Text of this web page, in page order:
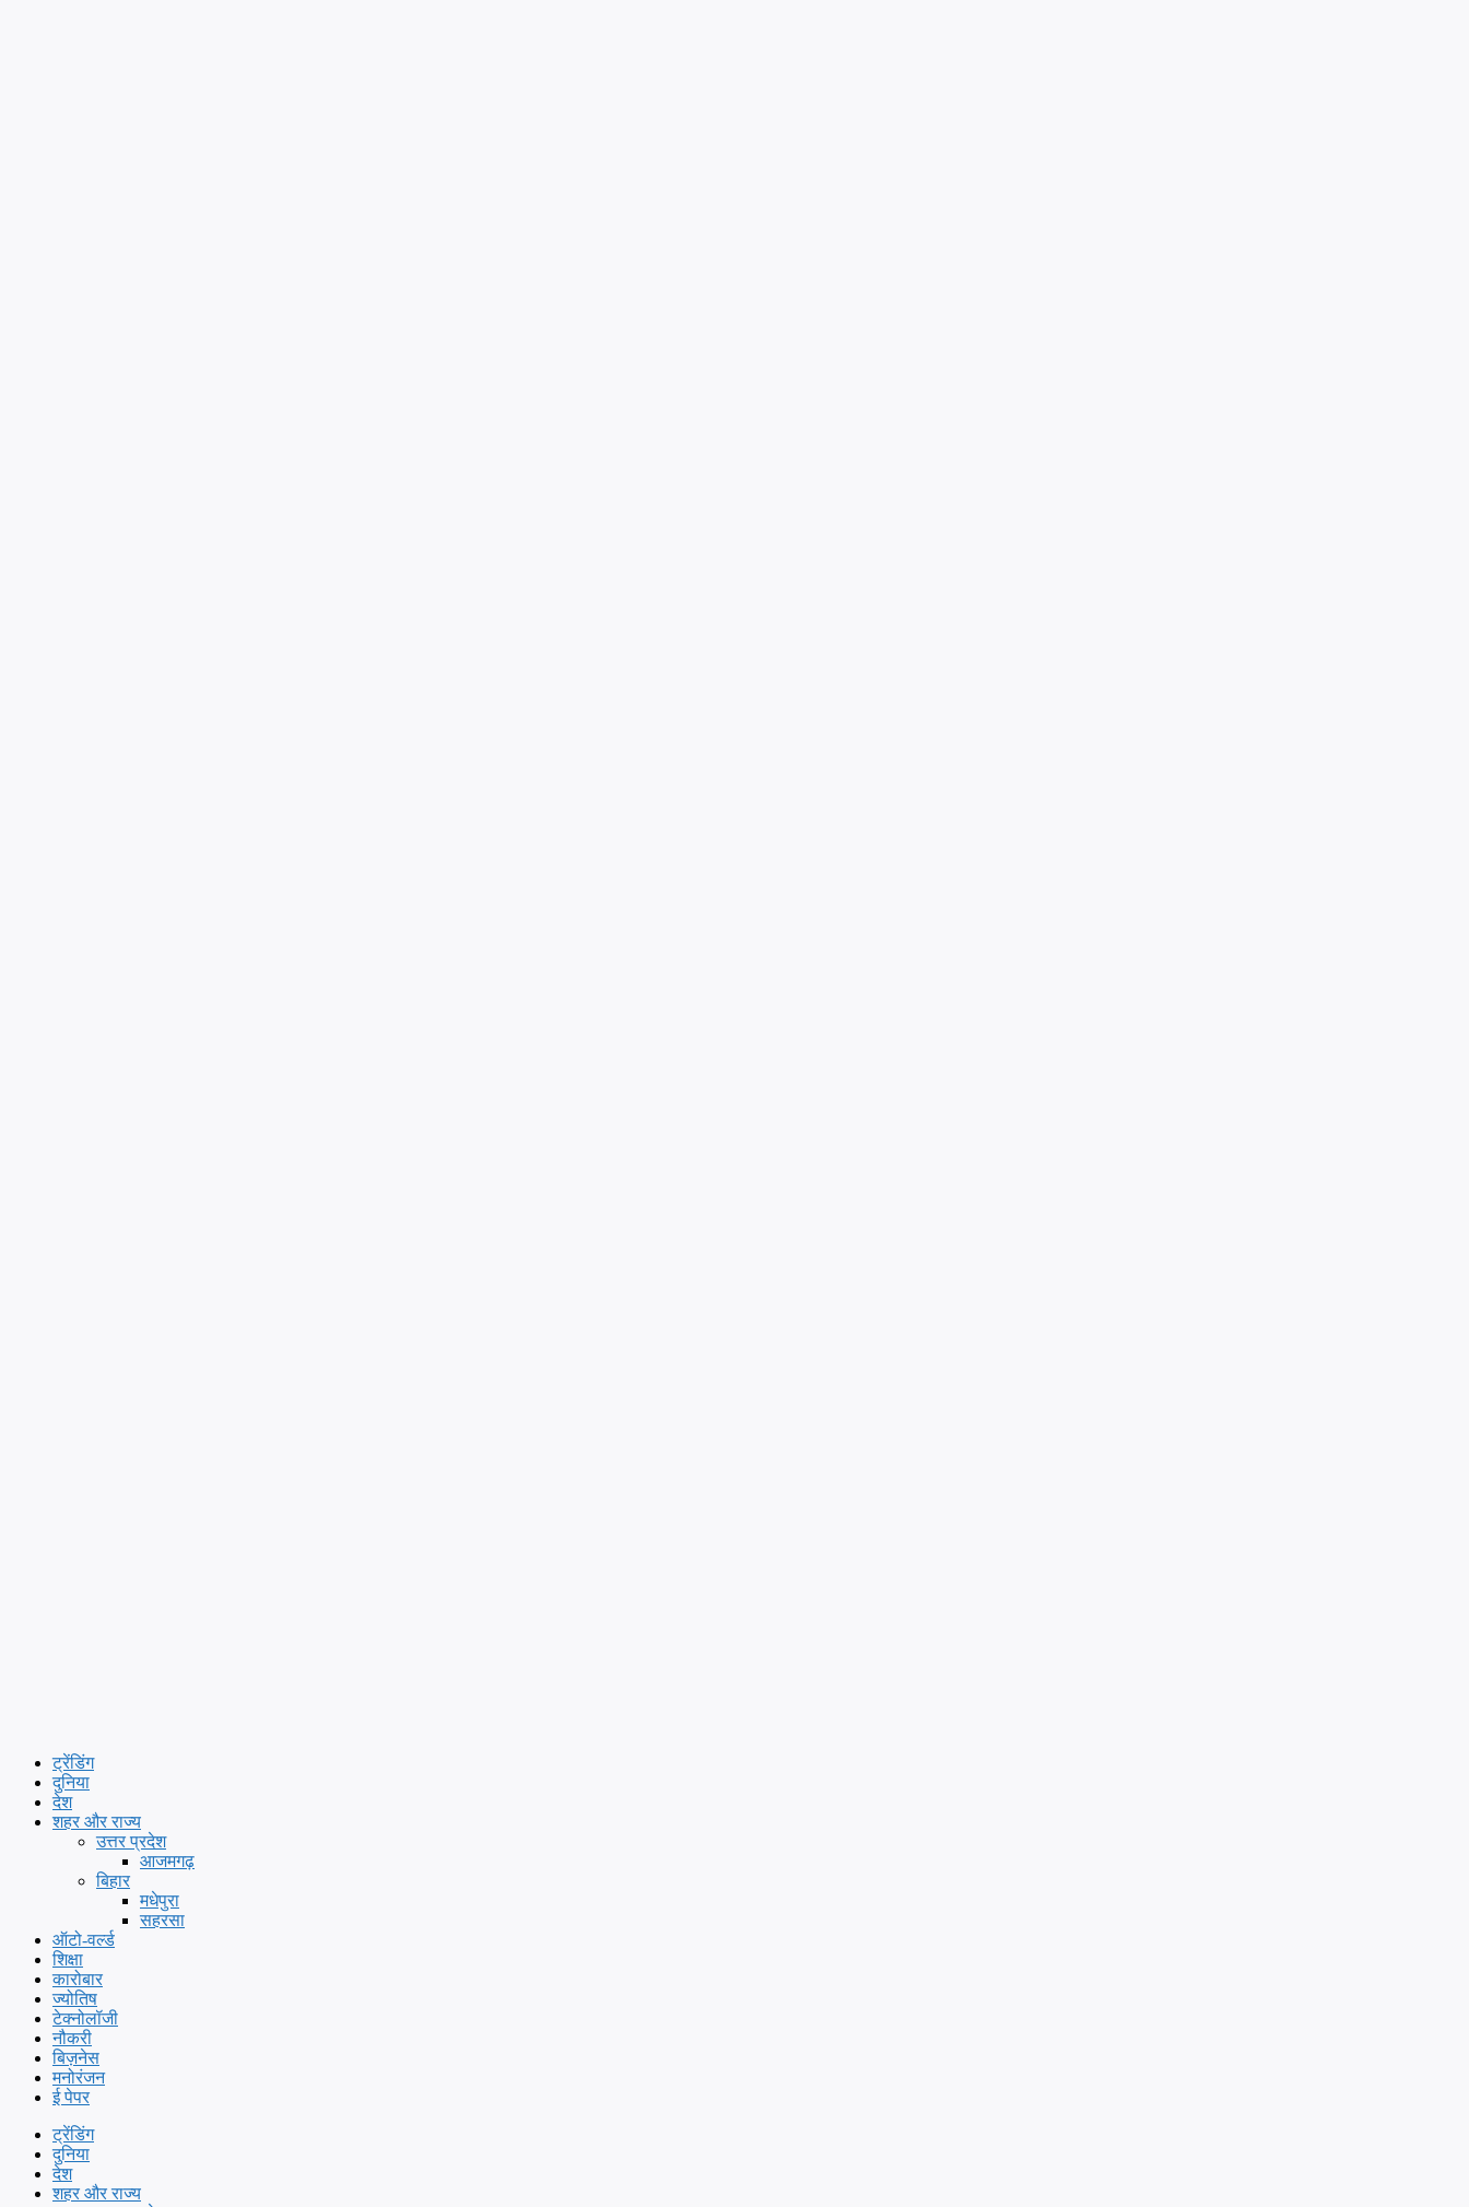
ट्रेंडिंग
दुनिया
देश
शहर और राज्य
उत्तर प्रदेश
आजमगढ़
बिहार
मधेपुरा
सहरसा
ऑटो-वर्ल्ड
शिक्षा
कारोबार
ज्योतिष
टेक्नोलॉजी
नौकरी
बिज़नेस
मनोरंजन
ई पेपर
ट्रेंडिंग
दुनिया
देश
शहर और राज्य